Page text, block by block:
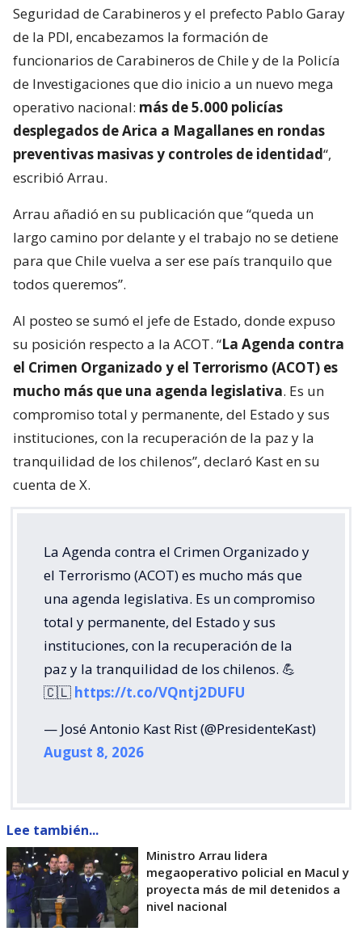
Seguridad de Carabineros y el prefecto Pablo Garay
de la PDI, encabezamos la formación de
funcionarios de Carabineros de Chile y de la Policía
de Investigaciones que dio inicio a un nuevo mega
operativo nacional: más de 5.000 policías
desplegados de Arica a Magallanes en rondas
preventivas masivas y controles de identidad“,
escribió Arrau.
Arrau añadió en su publicación que “queda un
largo camino por delante y el trabajo no se detiene
para que Chile vuelva a ser ese país tranquilo que
todos queremos”.
Al posteo se sumó el jefe de Estado, donde expuso
su posición respecto a la ACOT. “La Agenda contra
el Crimen Organizado y el Terrorismo (ACOT) es
mucho más que una agenda legislativa. Es un
compromiso total y permanente, del Estado y sus
instituciones, con la recuperación de la paz y la
tranquilidad de los chilenos”, declaró Kast en su
cuenta de X.
La Agenda contra el Crimen Organizado y
el Terrorismo (ACOT) es mucho más que
una agenda legislativa. Es un compromiso
total y permanente, del Estado y sus
instituciones, con la recuperación de la
paz y la tranquilidad de los chilenos. 💪
🇨🇱 https://t.co/VQntj2DUFU
— José Antonio Kast Rist (@PresidenteKast)
August 8, 2026
Lee también...
Ministro Arrau lidera
megaoperativo policial en Macul y
proyecta más de mil detenidos a
nivel nacional